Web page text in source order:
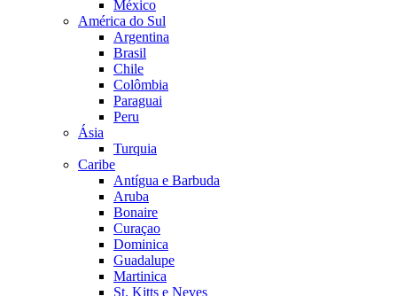
México
América do Sul
Argentina
Brasil
Chile
Colômbia
Paraguai
Peru
Ásia
Turquia
Caribe
Antígua e Barbuda
Aruba
Bonaire
Curaçao
Dominica
Guadalupe
Martinica
St. Kitts e Neves